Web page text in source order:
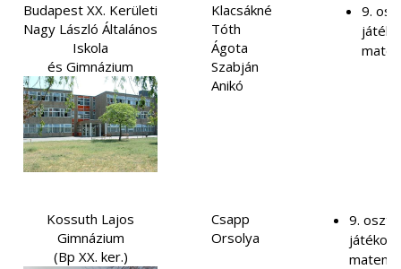
Budapest XX. Kerületi
Nagy László Általános
Iskola
és Gimnázium
Klacsákné
Tóth
Ágota
Szabján
Anikó
9.
Kossuth Lajos
Gimnázium
(Bp XX. ker.)
Csapp
Orsolya
9.